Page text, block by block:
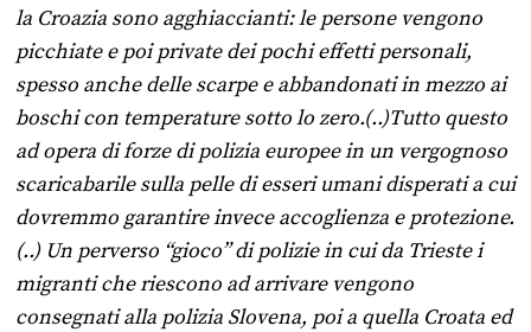
la Croazia sono agghiaccianti: le persone vengono
picchiate e poi private dei pochi effetti personali,
spesso anche delle scarpe e abbandonati in mezzo ai
boschi con temperature sotto lo zero.(..)Tutto questo
ad opera di forze di polizia europee in un vergognoso
scaricabarile sulla pelle di esseri umani disperati a cui
dovremmo garantire invece accoglienza e protezione.
(..) Un perverso “gioco” di polizie in cui da Trieste i
migranti che riescono ad arrivare vengono
consegnati alla polizia Slovena, poi a quella Croata ed